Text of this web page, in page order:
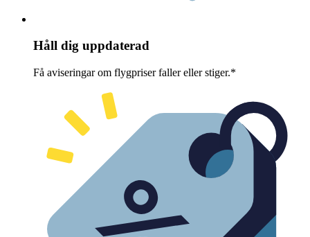
Håll dig uppdaterad
Få aviseringar om flygpriser faller eller stiger.*